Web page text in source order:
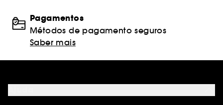
Pagamentos
Métodos de pagamento seguros
Saber mais